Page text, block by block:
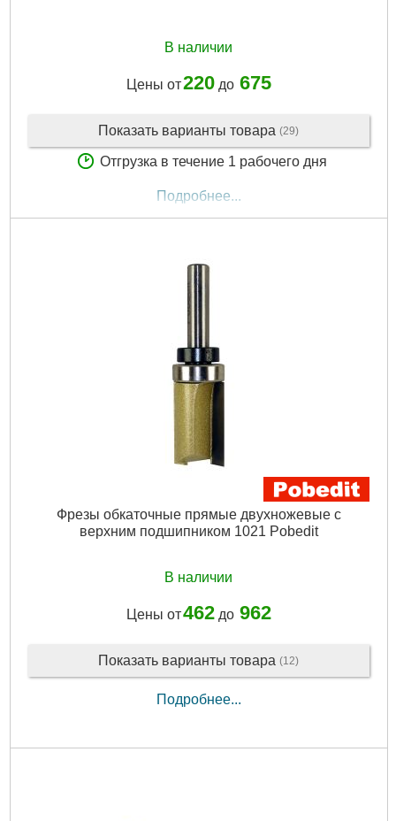
В наличии
Цены от220до 675
Показать варианты товара (29)
Отгрузка в течение 1 рабочего дня
Подробнее...
Фрезы обкаточные прямые двухножевые с
верхним подшипником 1021 Pobedit
В наличии
Цены от462до 962
Показать варианты товара (12)
Подробнее...